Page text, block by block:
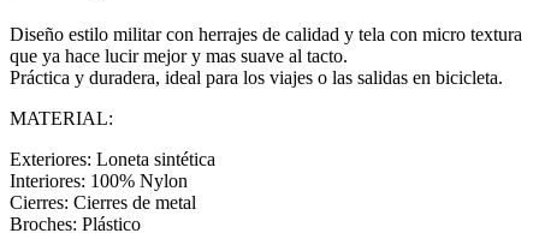
Diseño estilo militar con herrajes de calidad y tela con micro textura
que ya hace lucir mejor y mas suave al tacto.
Práctica y duradera, ideal para los viajes o las salidas en bicicleta.
MATERIAL:
Exteriores: Loneta sintética
Interiores: 100% Nylon
Cierres: Cierres de metal
Broches: Plástico